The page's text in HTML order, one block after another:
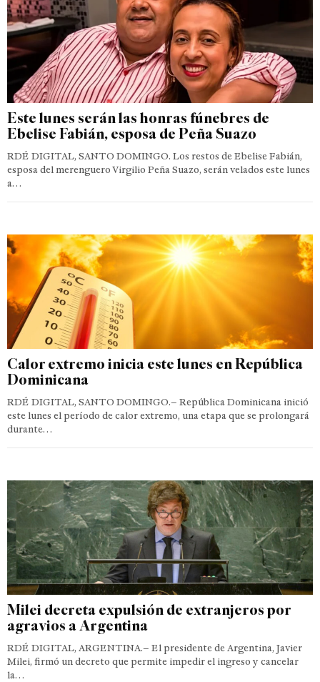
Este lunes serán las honras fúnebres de
Ebelise Fabián, esposa de Peña Suazo
RDÉ DIGITAL, SANTO DOMINGO. Los restos de Ebelise Fabián,
esposa del merenguero Virgilio Peña Suazo, serán velados este lunes
a…
Calor extremo inicia este lunes en República
Dominicana
RDÉ DIGITAL, SANTO DOMINGO.– República Dominicana inició
este lunes el período de calor extremo, una etapa que se prolongará
durante…
Milei decreta expulsión de extranjeros por
agravios a Argentina
RDÉ DIGITAL, ARGENTINA.– El presidente de Argentina, Javier
Milei, firmó un decreto que permite impedir el ingreso y cancelar
la…